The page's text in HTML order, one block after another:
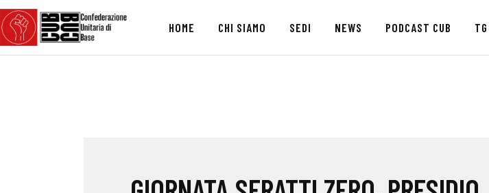
HOME CHI SIAMO SEDI NEWS PODCAST CUB
HOME
CHI SIAMO